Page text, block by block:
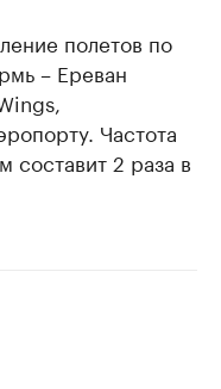
полетов по
– Ереван
Частота
составит 2 раза в